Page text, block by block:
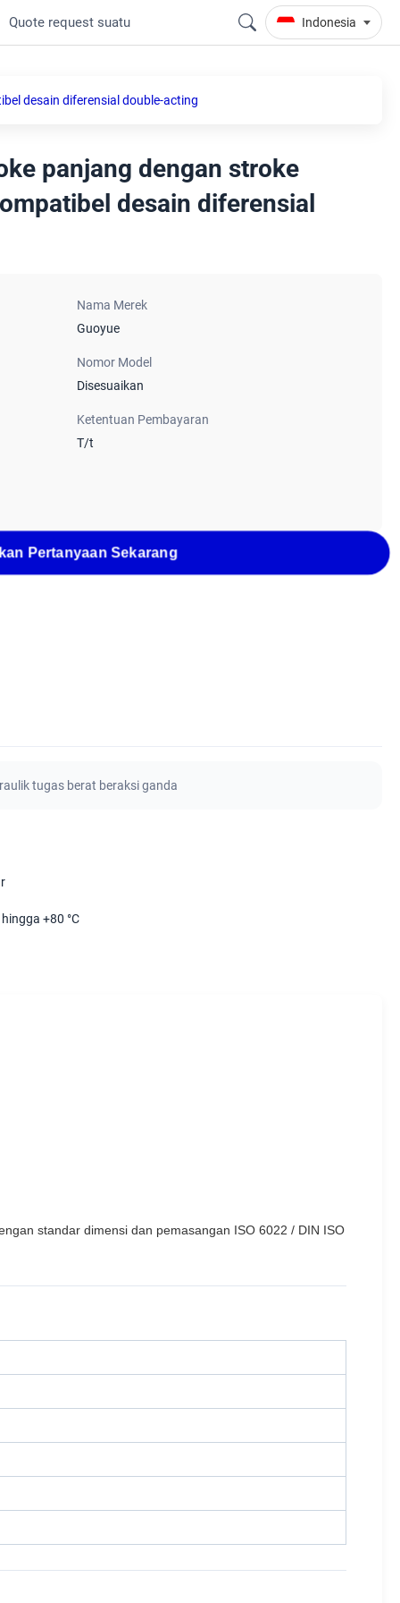
Quote request suatu Indonesia
desain diferensial double-acting
panjang dengan stroke
desain diferensial
Nama Merek
Guoyue
Nomor Model
Disesuaikan
Ketentuan Pembayaran
T/t
Pertanyaan Sekarang
tugas berat beraksi ganda
hingga +80 °C
standar dimensi dan pemasangan ISO 6022 / DIN ISO